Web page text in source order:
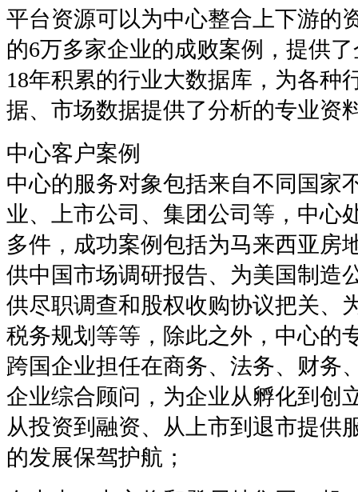
平台资源可以为中心整合上下游的
的6万多家企业的成败案例，提供
18年积累的行业大数据库，为各种
据、市场数据提供了分析的专业资
中心客户案例
中心的服务对象包括来自不同国家
业、上市公司、集团公司等，中心
多件，成功案例包括为马来西亚房
供中国市场调研报告、为美国制造
供尽职调查和股权收购协议把关、
税务规划等等，除此之外，中心的
跨国企业担任在商务、法务、财务
企业综合顾问，为企业从孵化到创
从投资到融资、从上市到退市提供
的发展保驾护航；